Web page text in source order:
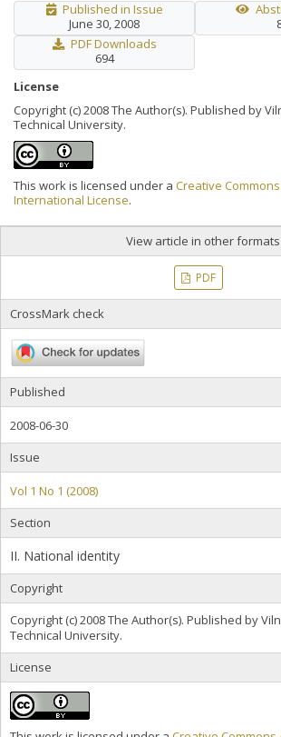
Published in Issue
June 30, 2008
PDF Downloads
694
License
Copyright (c) 2008 The Author(s). Published by
Technical University.
This work is licensed under a Creative
International License.
View article in other formats
PDF
CrossMark check
Published
2008-06-30
Issue
Vol 1 No 1 (2008)
Section
II. National identity
Copyright
Copyright (c) 2008 The Author(s). Published by
Technical University.
License